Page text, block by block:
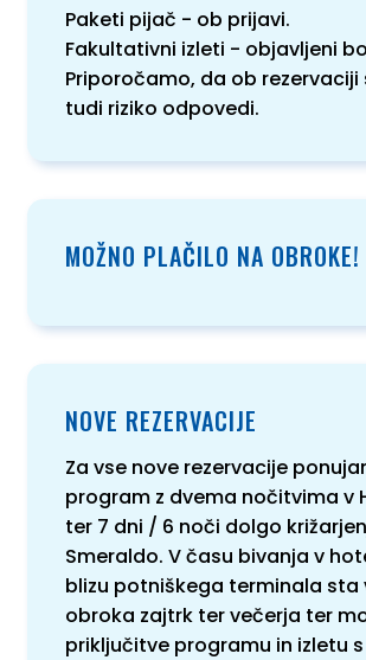
Paketi pijač - ob prijavi.
Fakultativni izleti - objavljeni
Priporočamo, da ob rezervaciji
tudi riziko odpovedi.
MOŽNO PLAČILO NA OBROKE!
NOVE REZERVACIJE
Za vse nove rezervacije
program z dvema nočitvima v
ter 7 dni / 6 noči dolgo
Smeraldo. V času bivanja v
blizu potniškega terminala sta
obroka zajtrk ter večerja ter
priključitve programu in izletu